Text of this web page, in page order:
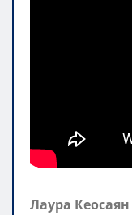
Лаура Кеосаян